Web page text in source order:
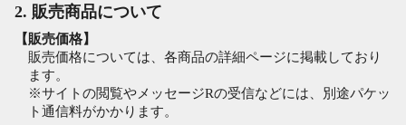
2. 販売商品について
【販売価格】
販売価格については、各商品の詳細ページに掲載しており
ます。
※サイトの閲覧やメッセージRの受信などには、別途パケッ
ト通信料がかかります。